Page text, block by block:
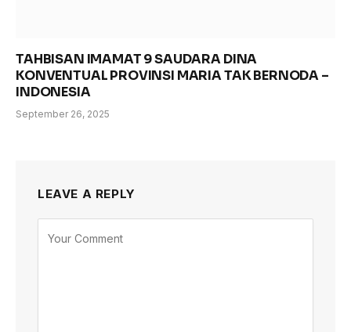
TAHBISAN IMAMAT 9 SAUDARA DINA
KONVENTUAL PROVINSI MARIA TAK BERNODA –
INDONESIA
September 26, 2025
LEAVE A REPLY